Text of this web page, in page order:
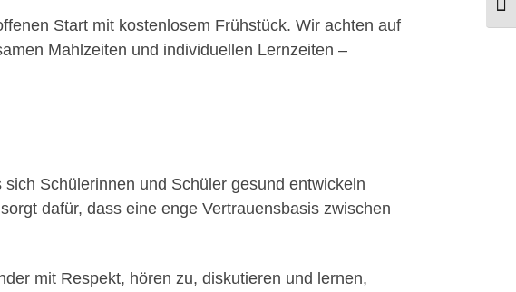
Start mit kostenlosem Frühstück. Wir achten auf
Mahlzeiten und individuellen Lernzeiten –
Schülerinnen und Schüler gesund entwickeln
dafür, dass eine enge Vertrauensbasis zwischen
mit Respekt, hören zu, diskutieren und lernen,